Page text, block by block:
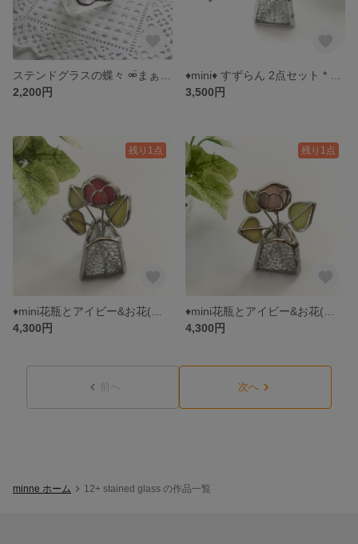
2,200円
3,500円
残り1点
4,300円
残り1点
4,300円
前へ 次へ
minne ホーム 12+ stained glass の作品一覧